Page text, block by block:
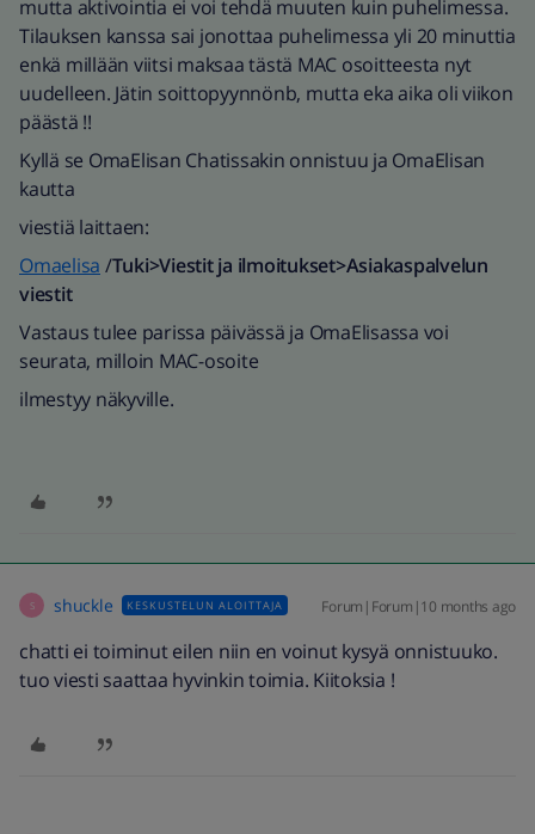
mutta aktivointia ei voi tehdä muuten kuin puhelimessa.
Tilauksen kanssa sai jonottaa puhelimessa yli 20 minuttia
enkä millään viitsi maksaa tästä MAC osoitteesta nyt
uudelleen. Jätin soittopyynnönb, mutta eka aika oli viikon
päästä !!
Kyllä se OmaElisan Chatissakin onnistuu ja OmaElisan
kautta
viestiä laittaen:
Omaelisa /Tuki>Viestit ja ilmoitukset>Asiakaspalvelun
viestit
Vastaus tulee parissa päivässä ja OmaElisassa voi
seurata, milloin MAC-osoite
ilmestyy näkyville.
S shuckle KESKUSTELUN ALOITTAJA Forum|Forum|10 months ago
chatti ei toiminut eilen niin en voinut kysyä onnistuuko.
tuo viesti saattaa hyvinkin toimia. Kiitoksia !